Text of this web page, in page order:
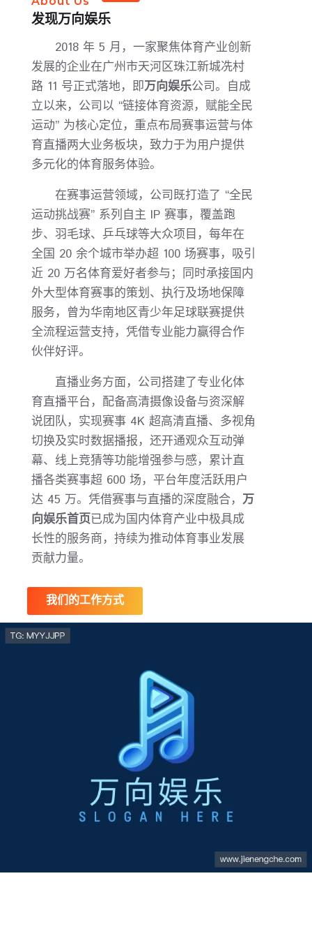
发现万向娱乐
2018 年 5 月，一家聚焦体育产业创新
发展的企业在广州市天河区珠江新城冼村
路 11 号正式落地，即万向娱乐公司。自成
立以来，公司以 “链接体育资源，赋能全民
运动” 为核心定位，重点布局赛事运营与体
育直播两大业务板块，致力于为用户提供
多元化的体育服务体验。
在赛事运营领域，公司既打造了 “全民
运动挑战赛” 系列自主 IP 赛事，覆盖跑
步、羽毛球、乒乓球等大众项目，每年在
全国 20 余个城市举办超 100 场赛事，吸引
近 20 万名体育爱好者参与；同时承接国内
外大型体育赛事的策划、执行及场地保障
服务，曾为华南地区青少年足球联赛提供
全流程运营支持，凭借专业能力赢得合作
伙伴好评。
直播业务方面，公司搭建了专业化体
育直播平台，配备高清摄像设备与资深解
说团队，实现赛事 4K 超高清直播、多视角
切换及实时数据播报，还开通观众互动弹
幕、线上竞猜等功能增强参与感，累计直
播各类赛事超 600 场，平台年度活跃用户
达 45 万。凭借赛事与直播的深度融合， 万
向娱乐首页已成为国内体育产业中极具成
长性的服务商，持续为推动体育事业发展
贡献力量。
我们的工作方式